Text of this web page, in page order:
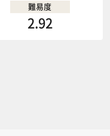
難易度
2.92